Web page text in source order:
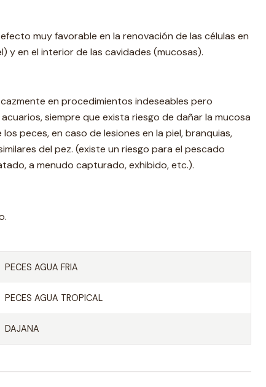
muy favorable en la renovación de las células en
y en el interior de las cavidades (mucosas).
en procedimientos indeseables pero
siempre que exista riesgo de dañar la mucosa
peces, en caso de lesiones en la piel, branquias,
del pez. (existe un riesgo para el pescado
a menudo capturado, exhibido, etc.).
PECES AGUA FRIA
PECES AGUA TROPICAL
DAJANA